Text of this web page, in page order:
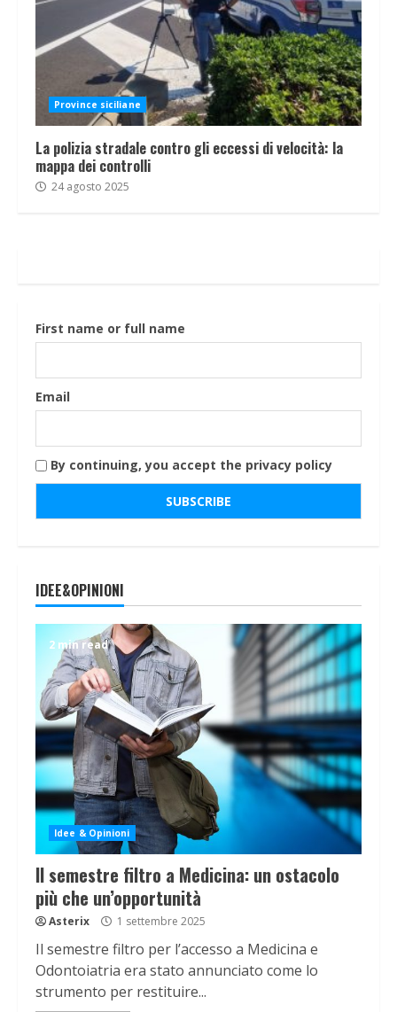
Province siciliane
La polizia stradale contro gli eccessi di velocità: la
mappa dei controlli
24 agosto 2025
First name or full name
Email
By continuing, you accept the privacy policy
IDEE&OPINIONI
2 min read
Idee & Opinioni
Il semestre filtro a Medicina: un ostacolo
più che un’opportunità
Asterix 1 settembre 2025
Il semestre filtro per l’accesso a Medicina e
Odontoiatria era stato annunciato come lo
strumento per restituire...